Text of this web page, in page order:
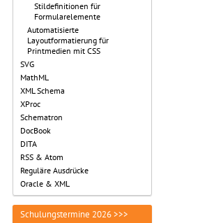
Stildefinitionen für
Formularelemente
Automatisierte
Layoutformatierung für
Printmedien mit CSS
SVG
MathML
XML Schema
XProc
Schematron
DocBook
DITA
RSS & Atom
Reguläre Ausdrücke
Oracle & XML
Schulungstermine 2026 >>>